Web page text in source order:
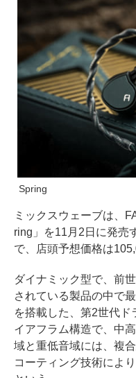
Spring
ミックスウェーブは、
ring」を11月2日に発売
で、店頭予想価格は
ダイナミック型で、前
されている製品の中で
を搭載した、第2世代
イアフラム構造で、中
域と重低音域には、複
コーティング技術によ